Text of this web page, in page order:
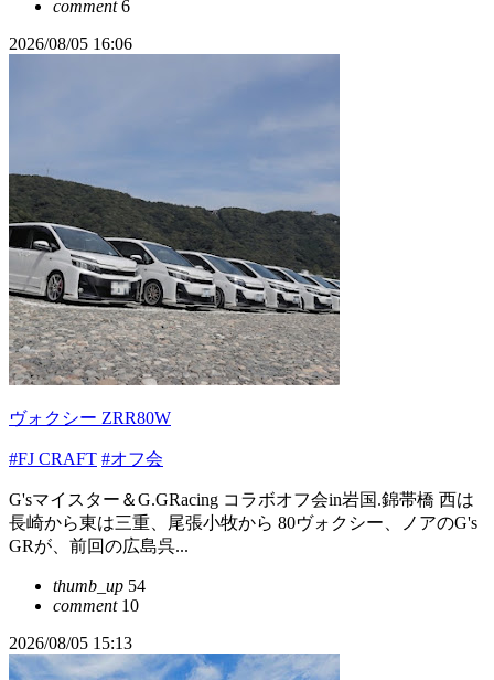
comment6
2026/08/05 16:06
ヴォクシー ZRR80W
#FJ CRAFT #オフ会
G'sマイスター＆G.GRacing コラボオフ会in岩国.錦帯橋 西は
長崎から東は三重、尾張小牧から 80ヴォクシー、ノアのG's
GRが、前回の広島呉...
thumb_up 54
comment10
2026/08/05 15:13